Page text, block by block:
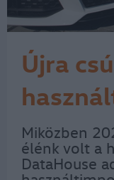
Újra
Miközben
élénk volt a
DataHouse